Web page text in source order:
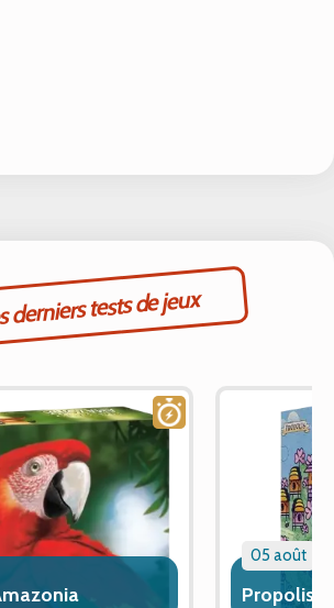
derniers tests de jeux
05 août
Propolis